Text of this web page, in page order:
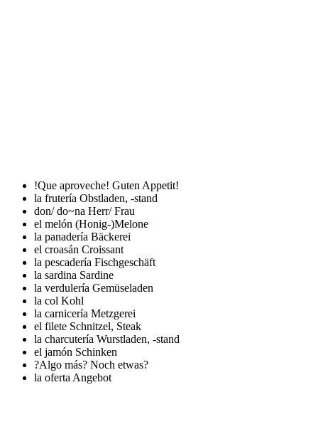
!Que aproveche! Guten Appetit!
la frutería Obstladen, -stand
don/ do~na Herr/ Frau
el melón (Honig-)Melone
la panadería Bäckerei
el croasán Croissant
la pescadería Fischgeschäft
la sardina Sardine
la verdulería Gemüseladen
la col Kohl
la carnicería Metzgerei
el filete Schnitzel, Steak
la charcutería Wurstladen, -stand
el jamón Schinken
?Algo más? Noch etwas?
la oferta Angebot